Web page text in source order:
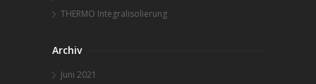
THERMO Integralisolierung
Archiv
Juni 2021